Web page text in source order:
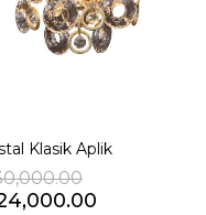
Klasik Aplik